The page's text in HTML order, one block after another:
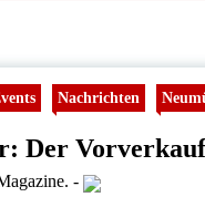
Nachrichten
Der
-